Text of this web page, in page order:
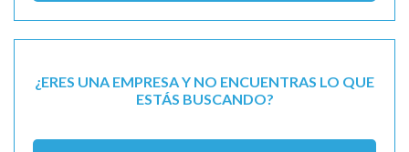
¿ERES UNA EMPRESA Y NO ENCUENTRAS LO QUE
ESTÁS BUSCANDO?